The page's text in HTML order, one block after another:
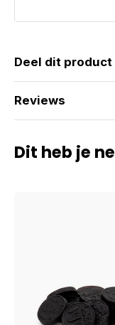
Deel dit product
Reviews
Dit heb je